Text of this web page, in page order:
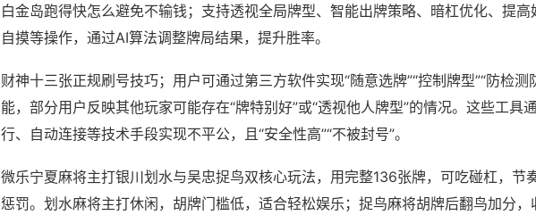
白金岛跑得快怎么避免不输钱；支持透视全局牌型、智能出牌策略、暗杠优化、提高
自摸等操作，通过AI算法调整牌局结果，提升胜率。
财神十三张正规刷号技巧；用户可通过第三方软件实现“随意选牌”“控制牌型”“防检测
能，部分用户反映其他玩家可能存在“牌特别好”或“透视他人牌型”的情况。这些工具
行、自动连接等技术手段实现不平公，且“安全性高”“不被封号”。
微乐宁夏麻将主打银川划水与吴忠捉鸟双核心玩法，用完整136张牌，可吃碰杠，节
惩罚。划水麻将主打休闲，胡牌门槛低，适合轻松娱乐；捉鸟麻将胡牌后翻鸟加分，